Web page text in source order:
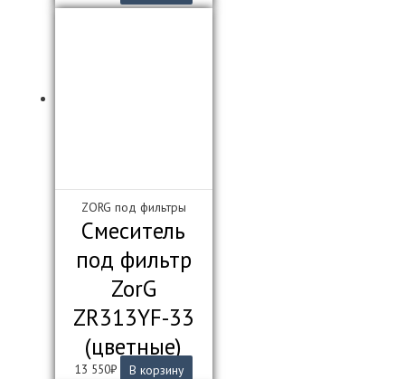
ZORG под фильтры
Смеситель
под фильтр
ZorG
ZR313YF-33
(цветные)
13 550₽ В корзину